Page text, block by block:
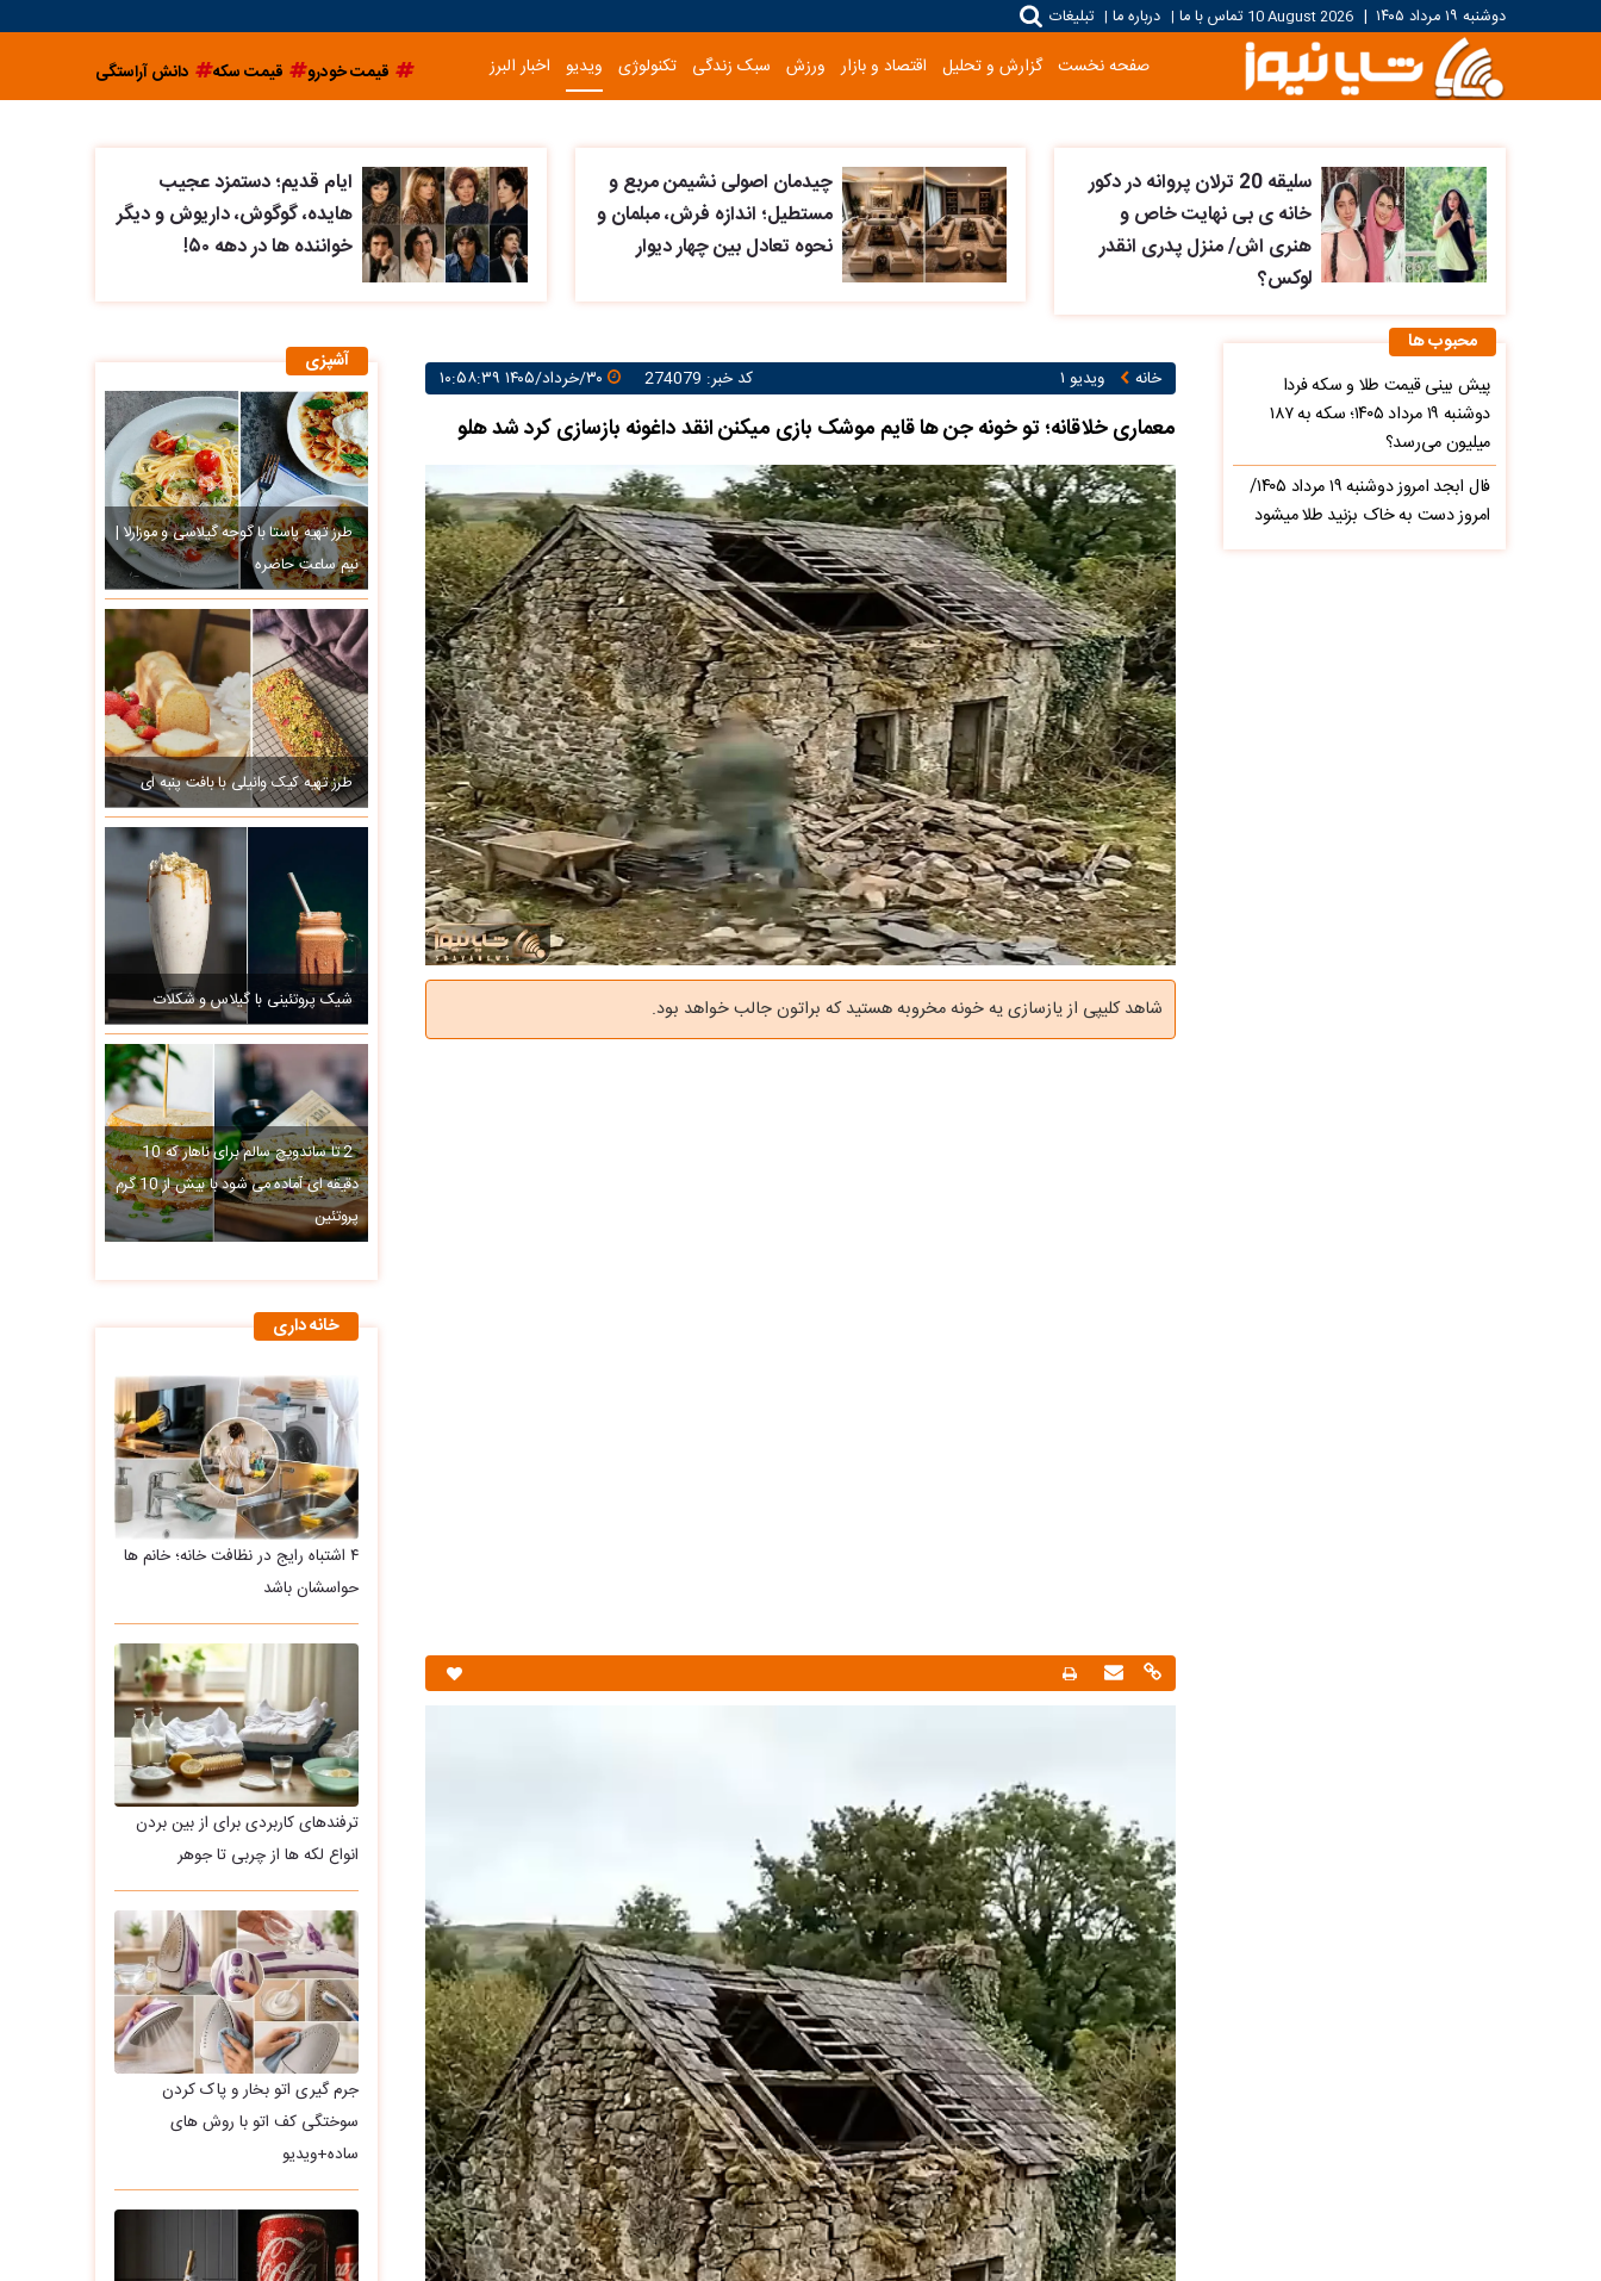
دوشنبه ۱۹ مرداد ۱۴۰۵ |
10 August 2026 تماس با ما | درباره ما | تبلیغات
صفحه نخست گزارش و تحلیل اقتصاد و بازار ورزش سبک زندگی تکنولوژی ویدیو اخبار البرز قیمت خودرو قیمت سکه دانش آراستگی
سلیقه 20 ترلان پروانه در دکور
خانه ی بی نهایت خاص و
هنری اش/ منزل پدری انقدر
لوکس؟
چیدمان اصولی نشیمن مربع و
مستطیل؛ اندازه فرش، مبلمان و
نحوه تعادل بین چهار دیوار
ایام قدیم؛ دستمزد عجیب
هایده، گوگوش، داریوش و دیگر
خواننده ها در دهه ۵۰!
خانه ویدیو ۱ کد خبر: 274079
معماری خلاقانه؛ تو خونه جن ها قایم موشک بازی میکنن انقد داغونه بازسازی کرد شد هلو
شاهد کلیپی از یازسازی یه خونه مخروبه هستید که براتون جالب خواهد بود.
آشپزی
طرز تهیه پاستا با گوجه گیلاسی و موزارلا |
نیم ساعتِ حاضره
طرز تهیه کیک وانیلی با بافت پنبه ای
شیک پروتئینی با گیلاس و شکلات
2 تا ساندویچ سالم برای ناهار که 10
دقیقه ای آماده می شود با بیش از 10 گرم
پروتئین
خانه داری
۴ اشتباه رایج در نظافت خانه؛ خانم ها
حواسشان باشد
ترفندهای کاربردی برای از بین بردن
انواع لکه ها از چربی تا جوهر
جرم گیری اتو بخار و پاک کردن
سوختگی کف اتو با روش های
ساده+ویدیو
محبوب ها
پیش‌ بینی قیمت طلا و سکه فردا
دوشنبه ۱۹ مرداد ۱۴۰۵؛ سکه به ۱۸۷
میلیون می‌رسد؟
فال ابجد امروز دوشنبه ۱۹ مرداد ۱۴۰۵/
امروز دست به خاک بزنید طلا میشود